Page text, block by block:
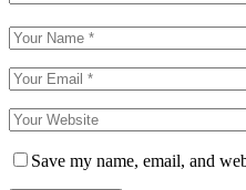
Save my name, email, and